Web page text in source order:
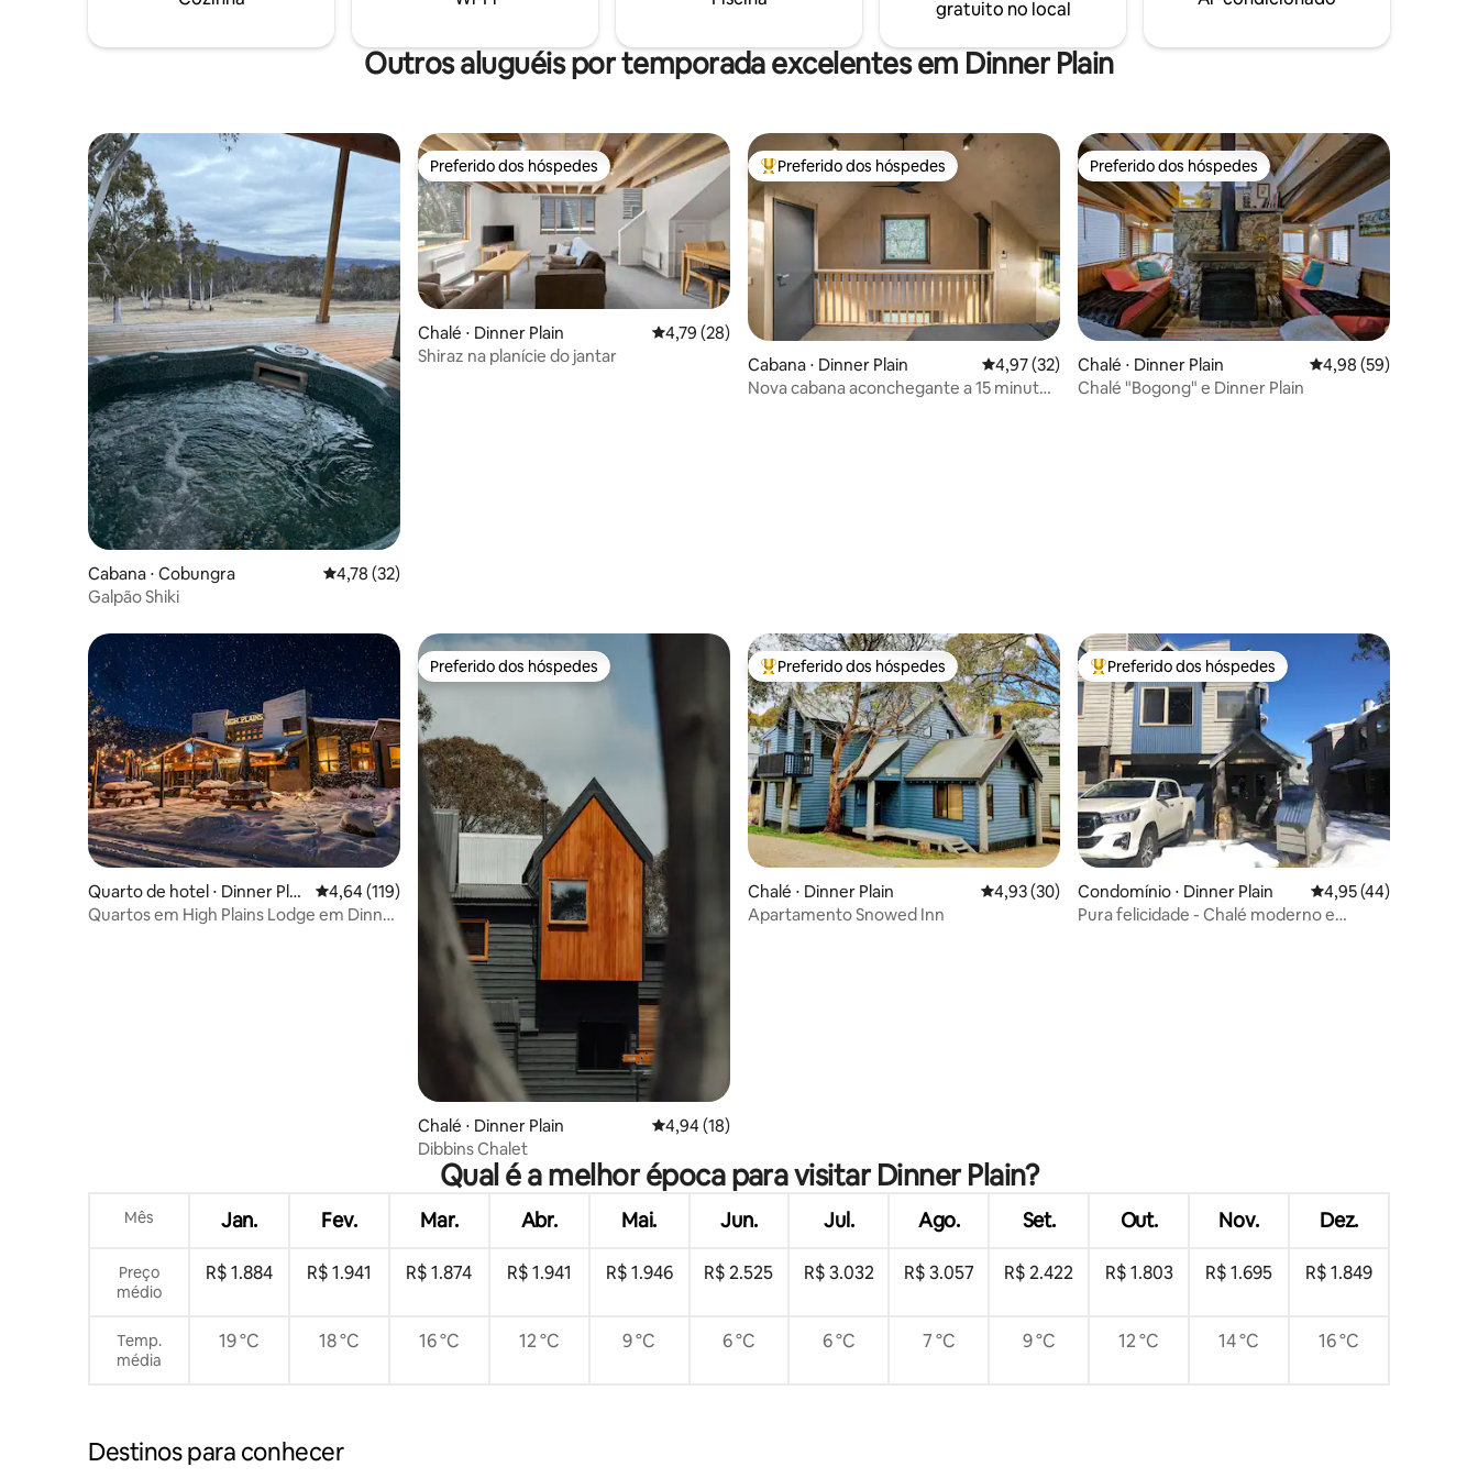
para desconectar e respirar. Não temos
conexão. Perfeito para relaxar,
desacelerar.
gratuito no local
Outros aluguéis por temporada excelentes em Dinner Plain
Cabana ⋅ Cobungra 4,78 de uma avaliação média de 5, 32 avaliações
4,78 (32)
Galpão Shiki
Preferido dos hóspedes
Preferido dos hóspedes
Chalé ⋅ Dinner Plain 4,79 de uma avaliação média de 5, 28 avaliações
4,79 (28)
Shiraz na planície do jantar
Entre os melhores preferidos dos hóspedes
Preferido dos hóspedes
Cabana ⋅ Dinner Plain 4,97 de uma avaliação média de 5, 32 avaliações
4,97 (32)
Nova cabana aconchegante a 15 minutos
Preferido dos hóspedes
Preferido dos hóspedes
Chalé ⋅ Dinner Plain 4,98 de uma
4,98 (59)
Chalé "Bogong" e Dinner Plain
Quarto de hotel ⋅ Dinner Plai
n
4,64 de uma avaliação média de 5, 119 avaliações
4,64 (119)
Quartos em High Plains Lodge em Dinner
Preferido dos hóspedes
Preferido dos hóspedes
Chalé ⋅ Dinner Plain 4,94 de uma avaliação média de 5, 18 avaliações
4,94 (18)
Dibbins Chalet
Entre os melhores preferidos dos hóspedes
Preferido dos hóspedes
Chalé ⋅ Dinner Plain 4,93 de uma avaliação média de 5, 30 avaliações
4,93 (30)
Apartamento Snowed Inn
Entre os melhores preferidos dos hóspedes
Preferido dos hóspedes
Condomínio ⋅ Dinner Plain 4,95 de uma
4,95 (44)
Pura felicidade - Chalé moderno e
Qual é a melhor época para visitar Dinner Plain?
Mês Jan. Fev. Mar. Abr. Mai. Jun. Jul. Ago. Set. Out. Nov. Dez.
Preço
médio
R$ 1.884 R$ 1.941 R$ 1.874 R$ 1.941 R$ 1.946 R$ 2.525 R$ 3.032 R$ 3.057 R$ 2.422 R$ 1.803 R$ 1.695 R$ 1.849
Temp.
média
19 °C 18 °C 16 °C 12 °C 9 °C 6 °C 6 °C 7 °C 9 °C 12 °C 14 °C 16 °C
Destinos para conhecer